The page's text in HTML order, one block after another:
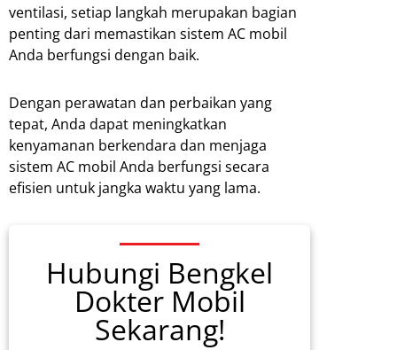
ventilasi, setiap langkah merupakan bagian
penting dari memastikan sistem AC mobil
Anda berfungsi dengan baik.
Dengan perawatan dan perbaikan yang
tepat, Anda dapat meningkatkan
kenyamanan berkendara dan menjaga
sistem AC mobil Anda berfungsi secara
efisien untuk jangka waktu yang lama.
Hubungi Bengkel
Dokter Mobil
Sekarang!